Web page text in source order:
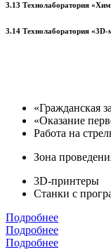
3.13 Технолаборатория
3.14 Технолаборатория
«Гражданская
«Оказание
Работа на
Зона
3D-принтеры
Станки с
Подробнее
Подробнее
Подробнее